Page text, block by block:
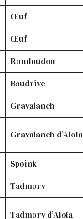
Œuf
Œuf
Rondoudou
Baudrive
Gravalanch
Gravalanch d’Alola
Spoink
Tadmorv
Tadmorv d’Alola